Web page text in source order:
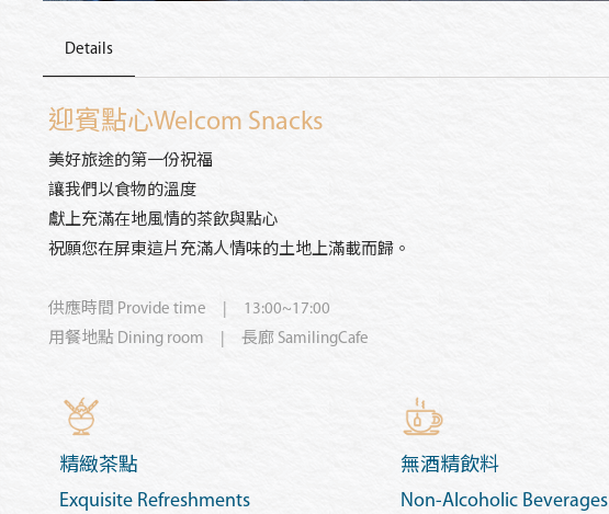
Details
迎賓點心Welcom Snacks
美好旅途的第一份祝福
讓我們以食物的溫度
獻上充滿在地風情的茶飲與點心
祝願您在屏東這片充滿人情味的土地上滿載而歸。
供應時間 Provide time | 13:00~17:00
用餐地點 Dining room | 長廊 SamilingCafe
精緻茶點
Exquisite Refreshments
無酒精飲料
Non-Alcoholic Beverages